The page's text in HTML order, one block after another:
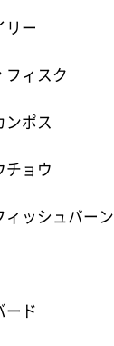
リー
フィスク
ンポス
チョウ
ィッシュバーン
ード